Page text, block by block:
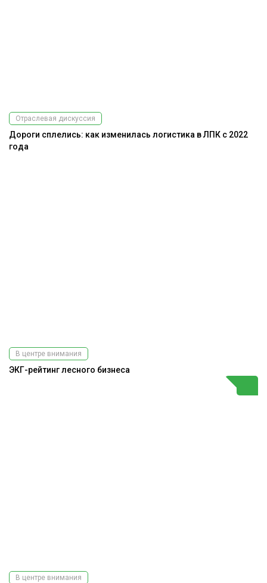
Отраслевая дискуссия
Дороги сплелись: как изменилась логистика в ЛПК с 2022
года
В центре внимания
ЭКГ-рейтинг лесного бизнеса
В центре внимания